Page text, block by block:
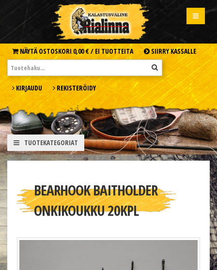
NÄYTÄ OSTOSKORI 0,00 € / EI TUOTTEITA SIIRRY KASSALLE
KIRJAUDU REKISTERÖIDY
TUOTEKATEGORIAT
BEARHOOK BAITHOLDER
ONKIKOUKKU 20KPL